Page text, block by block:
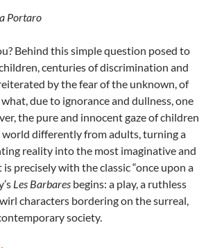
Portaro
Behind this simple question posed to
centuries of discrimination and
by the fear of the unknown, of
due to ignorance and dullness, one
the pure and innocent gaze of children
differently from adults, turning a
reality into the most imaginative and
precisely with the classic “once upon a
Les Barbares begins: a play, a ruthless
characters bordering on the surreal,
society.